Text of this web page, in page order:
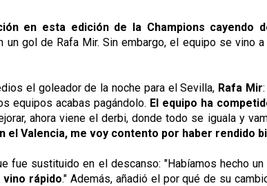
en esta edición de la Champions
un gol de Rafa Mir. Sin embargo, el equipo se
el goleador de la noche para el Sevilla, Rafa Mir
equipos acabas pagándolo. El equipo ha
ahora viene el derbi, donde todo se iguala y
el Valencia, me voy contento por haber rendido
fue sustituido en el descanso: "Habíamos hecho
rápido." Además, añadió el por qué de su